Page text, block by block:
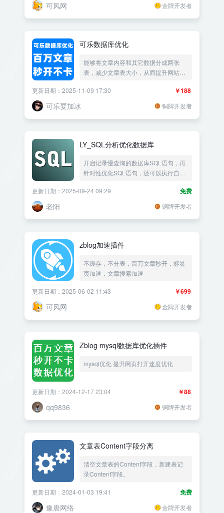
可风网 金牌开发者
可乐数据库优化
能够将文章内容和其它数据分成两张
表，减少文章表大小，从而提升网站速
￥188
更新日期：2025-11-09 17:30
可乐要加冰 铜牌开发者
LY_SQL分析优化数据库
开启记录慢查询的数据库SQL语句，再
针对性优化SQL语句，还可以执行自己
免费
更新日期：2025-09-24 09:29
老阳 铜牌开发者
zblog加速插件
不缓存，不分表，百万文章秒开，标签
页加速，文章搜索加速
￥699
更新日期：2025-06-02 11:43
可风网 金牌开发者
Zblog mysql数据库优化插件
mysql优化 提升网页打开速度优化
￥88
更新日期：2024-12-17 23:04
qq9836 铜牌开发者
文章表Content字段分离
清空文章表的Content字段，新建表记
录Content字段。
免费
更新日期：2024-01-03 19:41
豫唐网络 金牌开发者